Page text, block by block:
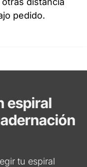
pedido.
espiral
tu espiral